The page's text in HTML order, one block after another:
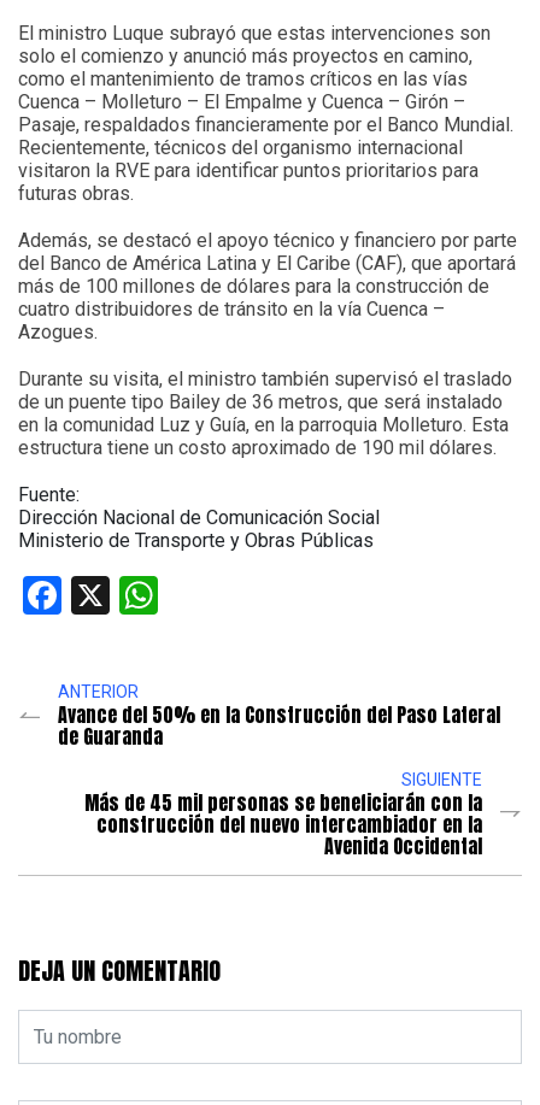
El ministro Luque subrayó que estas intervenciones son
solo el comienzo y anunció más proyectos en camino,
como el mantenimiento de tramos críticos en las vías
Cuenca – Molleturo – El Empalme y Cuenca – Girón –
Pasaje, respaldados financieramente por el Banco Mundial.
Recientemente, técnicos del organismo internacional
visitaron la RVE para identificar puntos prioritarios para
futuras obras.
Además, se destacó el apoyo técnico y financiero por parte
del Banco de América Latina y El Caribe (CAF), que aportará
más de 100 millones de dólares para la construcción de
cuatro distribuidores de tránsito en la vía Cuenca –
Azogues.
Durante su visita, el ministro también supervisó el traslado
de un puente tipo Bailey de 36 metros, que será instalado
en la comunidad Luz y Guía, en la parroquia Molleturo. Esta
estructura tiene un costo aproximado de 190 mil dólares.
Fuente:
Dirección Nacional de Comunicación Social
Ministerio de Transporte y Obras Públicas
Facebook
X
ANTERIOR
Avance del 50% en la Construcción del Paso Lateral
de Guaranda
SIGUIENTE
Más de 45 mil personas se beneficiarán con la
construcción del nuevo intercambiador en la
Avenida Occidental
DEJA UN COMENTARIO